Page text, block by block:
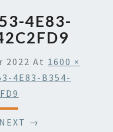
4E83-
2022 At 1600 ×
4E83-B354-
NEXT →